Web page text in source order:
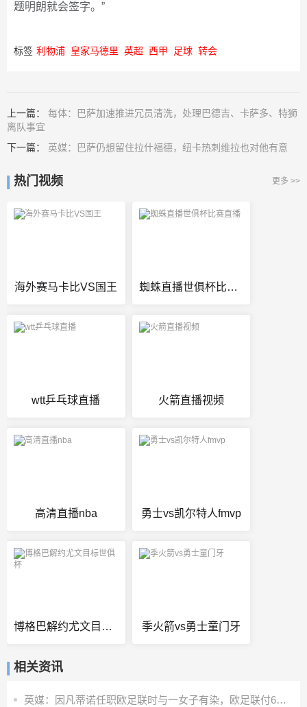
题明朗就会签字。”
标签 利物浦 皇家马德里 英超 西甲 足球 转会
上一篇： 每体：巴萨加速推进冗员清洗，处理巴德吉、卡萨多、特狮
离队事宜
下一篇： 英媒：巴萨仍想留住拉什福德，纽卡热刺维拉也对他有意
热门视频 更多 >>
海外赛马卡比VS国王 蜘蛛直播世俱杯比赛直播
wtt乒乓球直播 火箭直播视频
高清直播nba 勇士vs凯尔特人fmvp
博格巴解约尤文目标世俱杯 季火箭vs勇士童门牙
相关资讯
英媒：因凡蒂诺任职欧足联时与一女子有染，欧足联付6位数封口费